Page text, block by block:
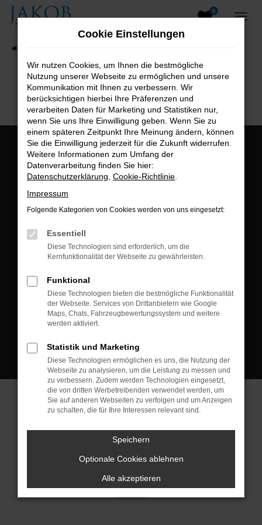
Zum
0
B2B-Shop
Öffnungszeiten:
Montag bis Freitag:
Postadresse:
Kontakt:
Tel.: +49 3745 760 90 20
Fax: +49 3745 760 90 21
Mail: fj@jakob-trading.com
Cookie Einstellungen
© 2026 Jakob Trading GmbH | Neustädter Straße 1 | DE-08223
Neustadt/Vogtland | fj@jakob-trading.com | Webdesign by audaris.de
Cookie Einstellungen
Wir nutzen Cookies, um Ihnen die bestmögliche
Nutzung unserer Webseite zu ermöglichen und unsere
Kommunikation mit Ihnen zu verbessern. Wir
berücksichtigen hierbei Ihre Präferenzen und
verarbeiten Daten für Marketing und Statistiken nur,
wenn Sie uns Ihre Einwilligung geben. Wenn Sie zu
einem späteren Zeitpunkt Ihre Meinung ändern, können
Sie die Einwilligung jederzeit für die Zukunft widerrufen.
Weitere Informationen zum Umfang der
Datenverarbeitung finden Sie hier:
Datenschutzerklärung Cookie-Richtlinie
Impressum
Folgende Kategorien von Cookies werden von uns eingesetzt:
Essentiell
Diese Technologien sind erforderlich, um die
Kernfunktionalität der Webseite zu gewährleisten.
Funktional
Diese Technologien bieten die bestmögliche Funktionalität
der Webseite. Services von Drittanbietern wie Google
Maps, Chats, Fahrzeugbewertungssystem und weitere
werden aktiviert.
Statistik und Marketing
Diese Technologien ermöglichen es uns, die Nutzung der
Webseite zu analysieren, um die Leistung zu messen und
zu verbessern. Zudem werden Technologien eingesetzt,
die von dritten Werbetreibenden verwendet werden, um
Sie auf anderen Webseiten zu verfolgen und um Anzeigen
zu schalten, die für Ihre Interessen relevant sind.
Speichern
Optionale Cookies ablehnen
Alle akzeptieren